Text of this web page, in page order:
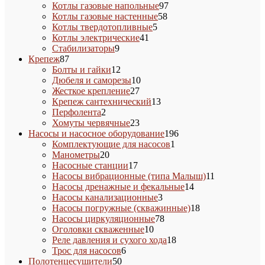
товаров
Котлы газовые напольные9797
Котлы газовые настенные5858
Котлы твердотопливные55
Котлы электрические41
Стабилизаторы99
Крепеж8787
товаров
Болты и гайки12
товаров
Дюбеля и саморезы1010
Жесткое крепление2727
товаров
Крепеж сантехнический1313
Перфолента2
товара
Хомуты червячные2323
товара
Насосы и насосное оборудование196196
Комплектующие для насосов1
Манометры2020
товаров
Насосные станции1717
товаров
Насосы вибрационные (типа Малыш)11
Насосы дренажные и фекальные1414
Насосы канализационные33
товара
Насосы погружные (скважинные)1818
Насосы циркуляционные7878
Оголовки скваженные1010
товаров
Реле давления и сухого хода1818
Трос для насосов66
Полотенцесушители5050